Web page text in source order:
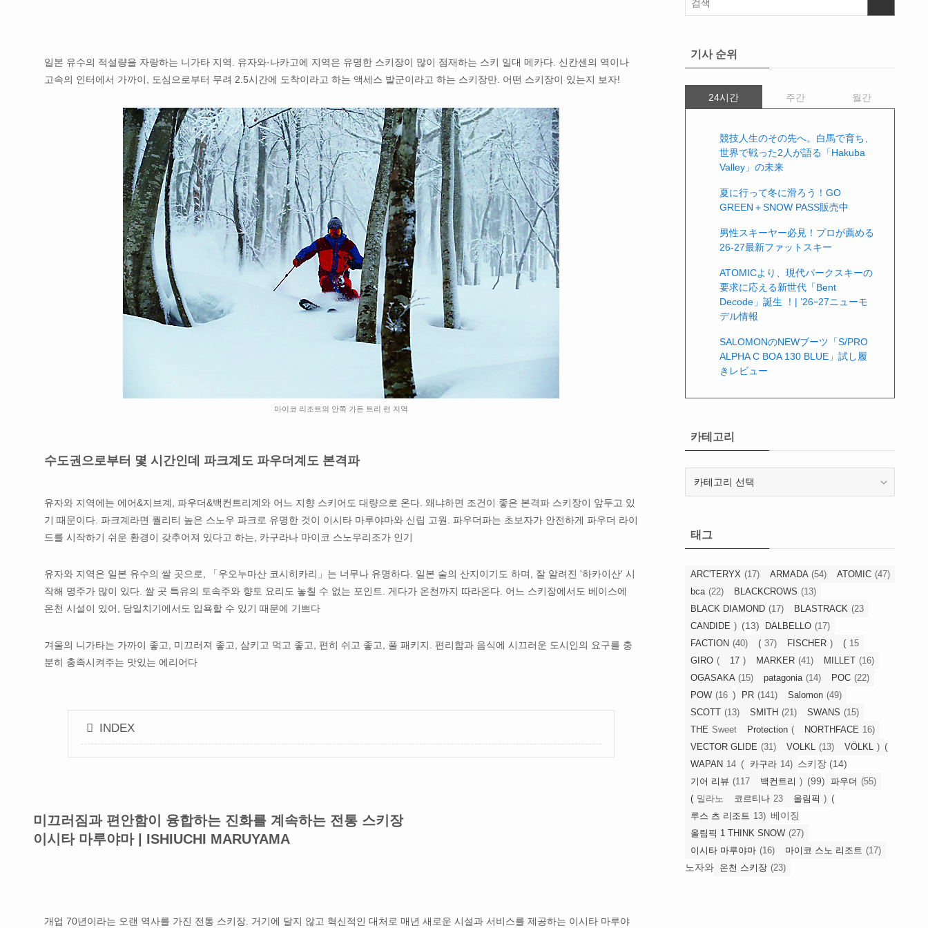
일본 유수의 적설량을 자랑하는 니가타 지역. 유자와·나카고에 지역은 유명한 스키장이 많이 점재하는 스키 일대 메카다. 신칸센의 역이나
고속의 인터에서 가까이, 도심으로부터 무려 2.5시간에 도착이라고 하는 액세스 발군이라고 하는 스키장만. 어떤 스키장이 있는지 보자!
마이코 리조트의 안쪽 가든 트리 런 지역
수도권으로부터 몇 시간인데 파크계도 파우더계도 본격파
유자와 지역에는 에어&지브계, 파우더&백컨트리계와 어느 지향 스키어도 대량으로 온다. 왜냐하면 조건이 좋은 본격파 스키장이 앞두고 있
기 때문이다. 파크계라면 퀄리티 높은 스노우 파크로 유명한 것이 이시타 마루야마와 신립 고원. 파우더파는 초보자가 안전하게 파우더 라이
드를 시작하기 쉬운 환경이 갖추어져 있다고 하는, 카구라나 마이코 스노우리조가 인기
유자와 지역은 일본 유수의 쌀 곳으로, 「우오누마산 코시히카리」는 너무나 유명하다. 일본 술의 산지이기도 하며, 잘 알려진 '하카이산' 시
작해 명주가 많이 있다. 쌀 곳 특유의 토속주와 향토 요리도 놓칠 수 없는 포인트. 게다가 온천까지 따라온다. 어느 스키장에서도 베이스에
온천 시설이 있어, 당일치기에서도 입욕할 수 있기 때문에 기쁘다
겨울의 니가타는 가까이 좋고, 미끄러져 좋고, 삼키고 먹고 좋고, 편히 쉬고 좋고, 풀 패키지. 편리함과 음식에 시끄러운 도시인의 요구를 충
분히 충족시켜주는 맛있는 에리어다
INDEX
미끄러짐과 편안함이 융합하는 진화를 계속하는 전통 스키장
이시타 마루야마 | ISHIUCHI MARUYAMA
개업 70년이라는 오랜 역사를 가진 전통 스키장. 거기에 달지 않고 혁신적인 대처로 매년 새로운 시설과 서비스를 제공하는 이시타 마루야
기사 순위
24시간 주간 월간
競技人生のその先へ。白馬で育ち、
世界で戦った2人が語る「Hakuba
Valley」の未来
夏に行って冬に滑ろう！GO
GREEN＋SNOW PASS販売中
男性スキーヤー必見！プロが薦める
26-27最新ファットスキー
ATOMICより、現代パークスキーの
要求に応える新世代「Bent
Decode」誕生 ！| ’26ｰ27ニューモ
デル情報
SALOMONのNEWブーツ「S/PRO
ALPHA C BOA 130 BLUE」試し履
きレビュー
카테고리
태그
ARC'TERYX (17) ARMADA (54) ATOMIC (47)
bca (22) BLACKCROWS (13)
BLACK DIAMOND (17) BLASTRACK (23
CANDIDE ) (13) DALBELLO (17)
FACTION (40) ( 37) FISCHER ) ( 15
GIRO ( 17 ) MARKER (41) MILLET (16)
OGASAKA (15) patagonia (14) POC (22)
POW (16 ) PR (141) Salomon (49)
SCOTT (13) SMITH (21) SWANS (15)
THE Sweet Protection ( NORTHFACE 16)
VECTOR GLIDE (31) VOLKL (13) VÖLKL ) (
WAPAN 14 ( 카구라 14) 스키장 (14)
기어 리뷰 (117 백컨트리 ) (99) 파우더 (55)
( 밀라노 코르티나 23 올림픽 ) (
루스 츠 리조트 13) 베이징
올림픽 1 THINK SNOW (27)
이시타 마루야마 (16) 마이코 스노 리조트 (17)
노자와 온천 스키장 (23)